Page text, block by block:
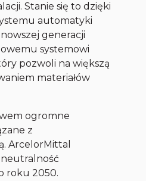
Stanie się to dzięki
automatyki
generacji
systemowi
pozwoli na większą
materiałów
ogromne
z
ArcelorMittal
neutralność
roku 2050.